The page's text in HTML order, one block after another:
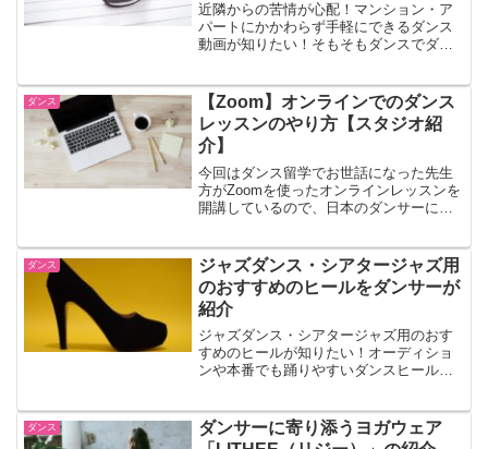
近隣からの苦情が心配！マンション・ア
パートにかかわらず手軽にできるダンス
動画が知りたい！そもそもダンスでダイ
今回は「痩せる ダンス動画」でも有名な
Youtuberのまりなさん特集！
ダンス
【Zoom】オンラインでのダンス
レッスンのやり方【スタジオ紹
介】
今回はダンス留学でお世話になった先生
方がZoomを使ったオンラインレッスンを
開講しているので、日本のダンサーにも
ンを解説します。海外のオンラインダン
ススクールを紹介もあるので、お見逃し
なく！
ダンス
ジャズダンス・シアタージャズ用
のおすすめのヒールをダンサーが
紹介
ジャズダンス・シアタージャズ用のおす
すめのヒールが知りたい！オーディショ
ンや本番でも踊りやすいダンスヒール
めなダンスヒールを現役ダンサー・ダン
ス講師が回答します。
ダンス
ダンサーに寄り添うヨガウェア